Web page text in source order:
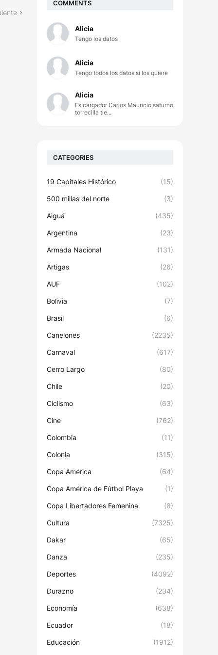
COMMENTS
Alicia
Tengo los datos
Alicia
Tengo todos los datos si los quiere
Alicia
Es cargador Carlos Mauricio saturno
torrecilla tie...
CATEGORIES
19 Capitales Histórico (15)
500 millas del norte (3)
Aiguá (435)
Argentina (23)
Armada Nacional (131)
Artigas (26)
AUF (102)
Bolivia (7)
Brasil (6)
Canelones (2235)
Carnaval (617)
Cerro Largo (80)
Chile (20)
Ciclismo (63)
Cine (762)
Colombia (11)
Colonia (315)
Copa América (64)
Copa América de Fútbol Playa (1)
Copa Libertadores Femenina (8)
Cultura (7325)
Dakar (65)
Danza (235)
Deportes (4092)
Durazno (234)
Economía (638)
Ecuador (18)
Educación (1912)